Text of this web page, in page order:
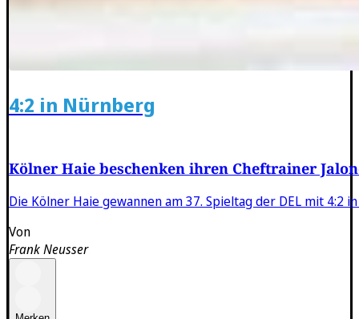
4:2 in Nürnberg
Kölner Haie beschenken ihren Cheftrainer
Die Kölner Haie gewannen am 37. Spieltag der DEL mit 4:2
Von
Frank Neusser